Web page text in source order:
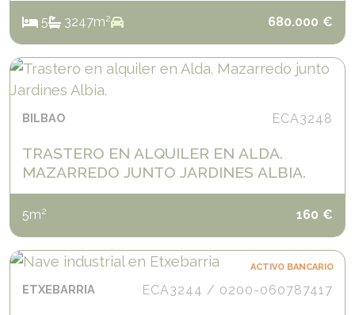
5 3247m2 680.000 €
BILBAO ECA3248
TRASTERO EN ALQUILER EN ALDA.
MAZARREDO JUNTO JARDINES ALBIA.
5m2 160 €
ACTIVO BANCARIO
ETXEBARRIA ECA3244 / 0200-060787417